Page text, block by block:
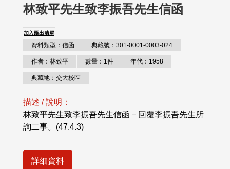
林致平先生致李振吾先生信函
加入匯出清單
資料類型：信函 典藏號：301-0001-0003-024
作者：林致平 數量：1件 年代：1958
典藏地：交大校區
描述 / 說明：
林致平先生致李振吾先生信函－回覆李振吾先生所
詢二事。(47.4.3)
詳細資料